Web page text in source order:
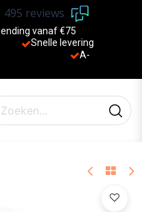
495 reviews
vanaf €75
Sne lle levering
A-